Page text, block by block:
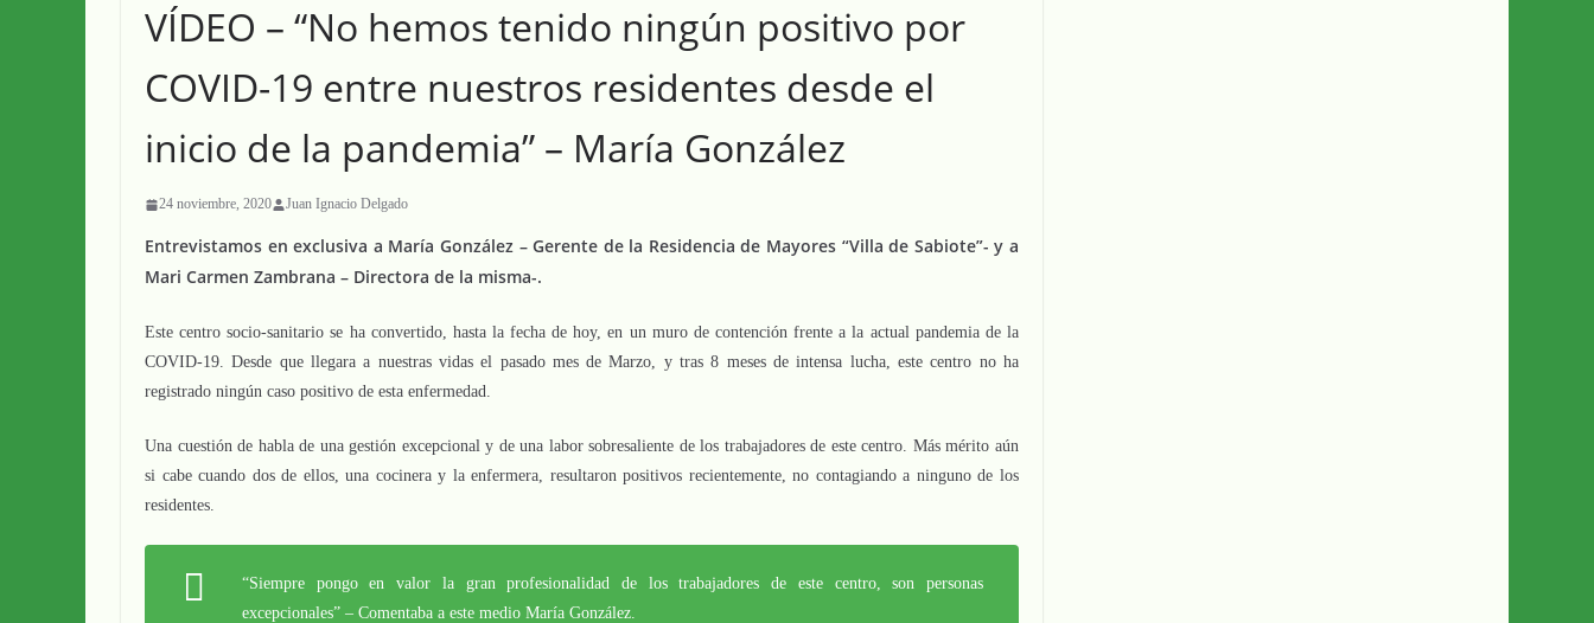
VÍDEO – “No hemos tenido ningún positivo por
COVID-19 entre nuestros residentes desde el
inicio de la pandemia” – María González
24 noviembre, 2020 Juan Ignacio Delgado
Entrevistamos en exclusiva a María González – Gerente de la Residencia de Mayores “Villa de Sabiote”- y a
Mari Carmen Zambrana – Directora de la misma-.
Este centro socio-sanitario se ha convertido, hasta la fecha de hoy, en un muro de contención frente a la actual pandemia de la
COVID-19. Desde que llegara a nuestras vidas el pasado mes de Marzo, y tras 8 meses de intensa lucha, este centro no ha
registrado ningún caso positivo de esta enfermedad.
Una cuestión de habla de una gestión excepcional y de una labor sobresaliente de los trabajadores de este centro. Más mérito aún
si cabe cuando dos de ellos, una cocinera y la enfermera, resultaron positivos recientemente, no contagiando a ninguno de los
residentes.
“Siempre pongo en valor la gran profesionalidad de los trabajadores de este centro, son personas
excepcionales” – Comentaba a este medio María González.